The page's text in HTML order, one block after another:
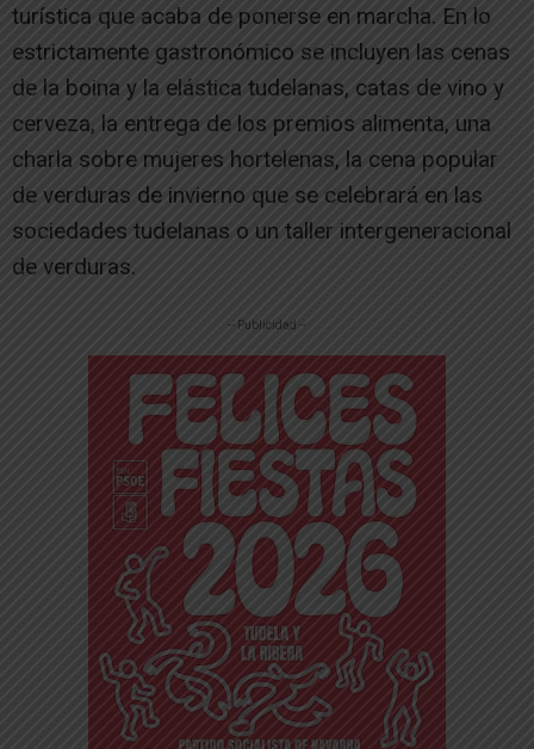
turística que acaba de ponerse en marcha. En lo
estrictamente gastronómico se incluyen las cenas
de la boina y la elástica tudelanas, catas de vino y
cerveza, la entrega de los premios alimenta, una
charla sobre mujeres hortelenas, la cena popular
de verduras de invierno que se celebrará en las
sociedades tudelanas o un taller intergeneracional
de verduras.
-- Publicidad --